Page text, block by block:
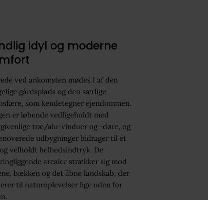
idyl og moderne
ved ankomsten mødes I af den
gårdsplads og den særlige
som kendetegner ejendommen.
er løbende vedligeholdt med
træ/alu-vinduer og -døre, og
udbygninger bidrager til et
velholdt helhedsindtryk. De
arealer strækker sig mod
bækken og det åbne landskab, der
til naturoplevelser lige uden for